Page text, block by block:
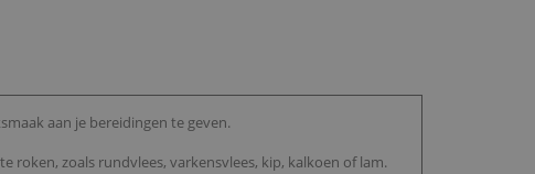
aan je bereidingen te geven.
roken, zoals rundvlees, varkensvlees, kip, kalkoen of lam.